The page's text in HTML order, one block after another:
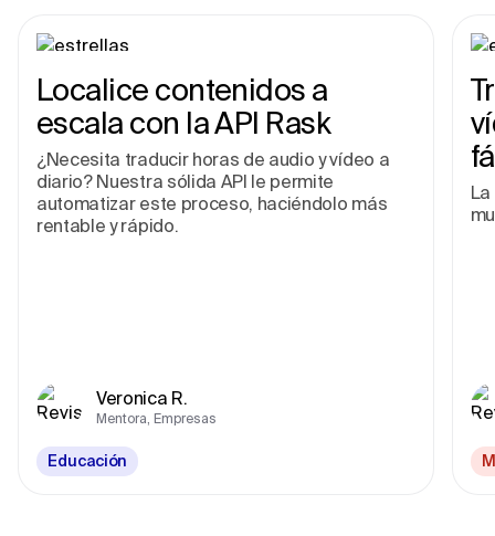
Localice contenidos a
escala con la API Rask
¿Necesita traducir horas de audio y vídeo a
diario? Nuestra sólida API le permite
automatizar este proceso, haciéndolo más
rentable y rápido.
Veronica R.
Mentora, Empresas
Educación